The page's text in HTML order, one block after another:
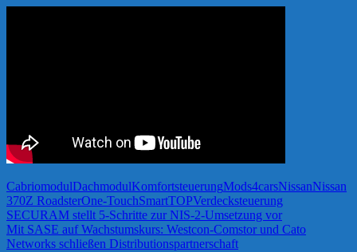
CabriomodulDachmodulKomfortsteuerungMods4carsNissanNissan
370Z RoadsterOne-TouchSmartTOPVerdecksteuerung
Beitragsnavigation
Vorheriger
Beitrag:
SECURAM stellt 5-Schritte zur NIS-2-Umsetzung vor
Nächster
Beitrag:
Mit SASE auf Wachstumskurs: Westcon-Comstor und Cato
Networks schließen Distributionspartnerschaft